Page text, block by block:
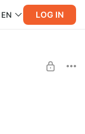
EN LOG IN